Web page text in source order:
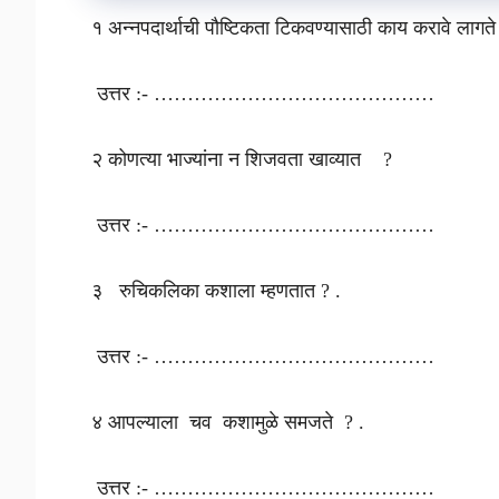
१ अन्नपदार्थाची पौष्टिकता टिकवण्यासाठी काय करावे
उत्तर :- ……………………………………
२ कोणत्या भाज्यांना न शिजवता खाव्यात ?
उत्तर :- ……………………………………
३ रुचिकलिका कशाला म्हणतात ? .
उत्तर :- ……………………………………
४ आपल्याला चव कशामुळे समजते ? .
उत्तर :- ……………………………………